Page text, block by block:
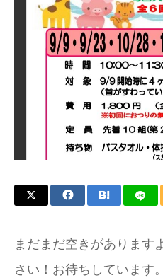
まだまだ空きがあります
さい！お待ちしています。
こだわり
ギャラリー
アクセス
お問い合わせ